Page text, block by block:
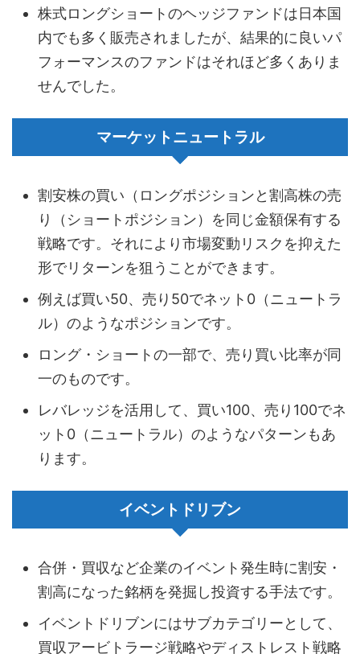
株式ロングショートのヘッジファンドは日本国
内でも多く販売されましたが、結果的に良いパ
フォーマンスのファンドはそれほど多くありま
せんでした。
マーケットニュートラル
割安株の買い（ロングポジションと割高株の売
り（ショートポジション）を同じ金額保有する
戦略です。それにより市場変動リスクを抑えた
形でリターンを狙うことができます。
例えば買い50、売り50でネット0（ニュートラ
ル）のようなポジションです。
ロング・ショートの一部で、売り買い比率が同
一のものです。
レバレッジを活用して、買い100、売り100でネ
ット0（ニュートラル）のようなパターンもあ
ります。
イベントドリブン
合併・買収など企業のイベント発生時に割安・
割高になった銘柄を発掘し投資する手法です。
イベントドリブンにはサブカテゴリーとして、
買収アービトラージ戦略やディストレスト戦略